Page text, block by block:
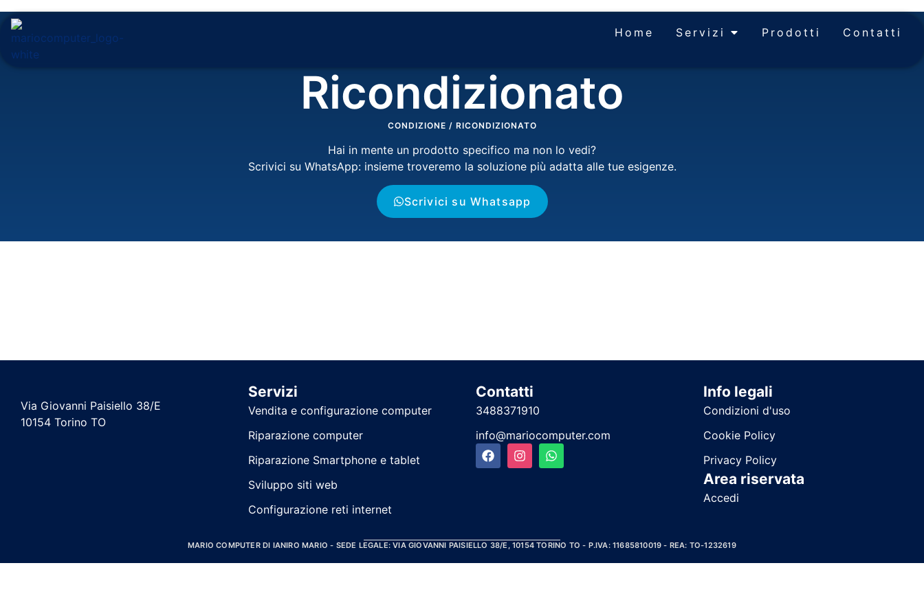
Home Servizi Prodotti Contatti
Ricondizionato
CONDIZIONE / RICONDIZIONATO
Hai in mente un prodotto specifico ma non lo vedi?
Scrivici su WhatsApp: insieme troveremo la soluzione più adatta alle tue esigenze.
Scrivici su Whatsapp
Via Giovanni Paisiello 38/E
10154 Torino TO
Servizi
Vendita e configurazione computer
Riparazione computer
Riparazione Smartphone e tablet
Sviluppo siti web
Configurazione reti internet
Contatti
3488371910
info@mariocomputer.com
Info legali
Condizioni d'uso
Cookie Policy
Privacy Policy
Area riservata
Accedi
MARIO COMPUTER DI IANIRO MARIO - SEDE LEGALE: VIA GIOVANNI PAISIELLO 38/E, 10154 TORINO TO - P.IVA: 11685810019 - REA: TO-1232619